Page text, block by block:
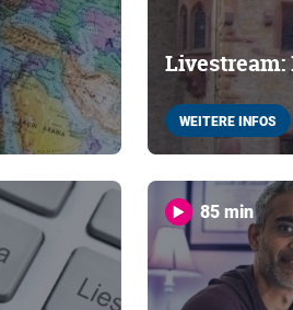
Livestream:
WEITERE INFOS
85 min